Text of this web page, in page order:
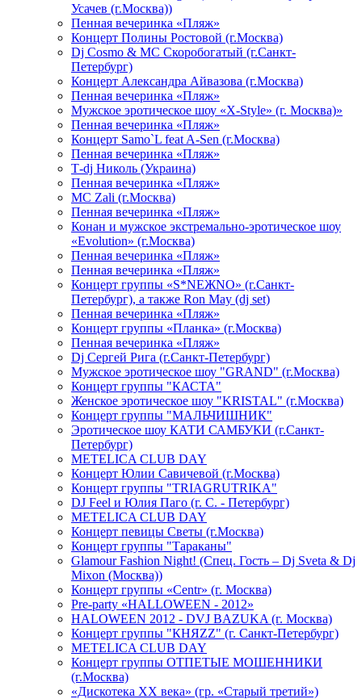
Усачев (г.Москва))
Пенная вечеринка «Пляж»
Концерт Полины Ростовой (г.Москва)
Dj Cosmo & МС Скоробогатый (г.Санкт-
Петербург)
Концерт Александра Айвазова (г.Москва)
Пенная вечеринка «Пляж»
Мужское эротическое шоу «X-Style» (г. Москва)»
Пенная вечеринка «Пляж»
Концерт Samo`L feat A-Sen (г.Москва)
Пенная вечеринка «Пляж»
Т-dj Николь (Украина)
Пенная вечеринка «Пляж»
МС Zali (г.Москва)
Пенная вечеринка «Пляж»
Конан и мужское экстремально-эротическое шоу
«Evolution» (г.Москва)
Пенная вечеринка «Пляж»
Пенная вечеринка «Пляж»
Концерт группы «S*NEЖNO» (г.Санкт-
Петербург), а также Ron May (dj set)
Пенная вечеринка «Пляж»
Концерт группы «Планка» (г.Москва)
Пенная вечеринка «Пляж»
Dj Сергей Рига (г.Санкт-Петербург)
Мужское эротическое шоу "GRAND" (г.Москва)
Концерт группы "КАСТА"
Женское эротическое шоу "KRISTAL" (г.Москва)
Концерт группы "МАЛЬЧИШНИК"
Эротическое шоу КАТИ САМБУКИ (г.Санкт-
Петербург)
METELICA CLUB DAY
Концерт Юлии Савичевой (г.Москва)
Концерт группы "TRIAGRUTRIKA"
DJ Feel и Юлия Паго (г. С. - Петербург)
METELICA CLUB DAY
Концерт певицы Светы (г.Москва)
Концерт группы "Тараканы"
Glamour Fashion Night! (Спец. Гость – Dj Sveta & Dj
Mixon (Москва))
Концерт группы «Centr» (г. Москва)
Pre-party «HALLOWEEN - 2012»
HALOWEEN 2012 - DVJ BAZUKA (г. Москва)
Концерт группы "КНЯZZ" (г. Санкт-Петербург)
METELICA CLUB DAY
Концерт группы ОТПЕТЫЕ МОШЕННИКИ
(г.Москва)
«Дискотека ХХ века» (гр. «Старый третий»)